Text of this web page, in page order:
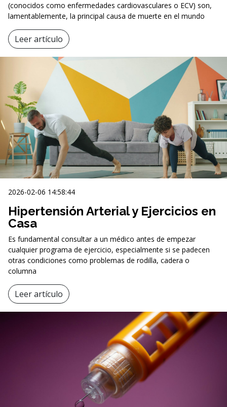
(conocidos como enfermedades cardiovasculares o ECV) son,
lamentablemente, la principal causa de muerte en el mundo
Leer artículo
2026-02-06 14:58:44
Hipertensión Arterial y Ejercicios en
Casa
Es fundamental consultar a un médico antes de empezar
cualquier programa de ejercicio, especialmente si se padecen
otras condiciones como problemas de rodilla, cadera o
columna
Leer artículo